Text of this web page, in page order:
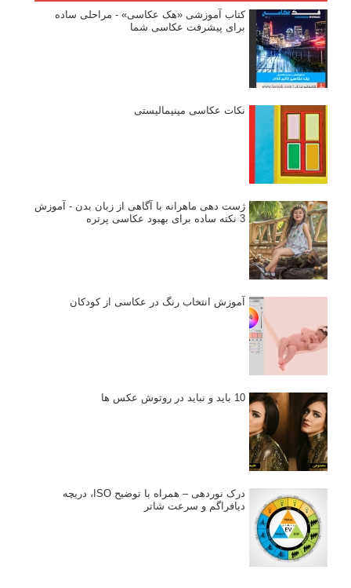
کتاب آموزشی «هک عکاسی» - مراحلی ساده
برای پیشرفت عکاسی شما
نکات عکاسی مینیمالیستی
ژست دهی ماهرانه با آگاهی از زبان بدن - آموزش
3 نکته ساده برای بهبود عکاسی پرتره
آموزش انتخاب رنگ در عکاسی از کودکان
10 باید و نباید در روتوش عکس ها
درک نوردهی – همراه با توضیح ISO، دریچه
دیافراگم و سرعت شاتر